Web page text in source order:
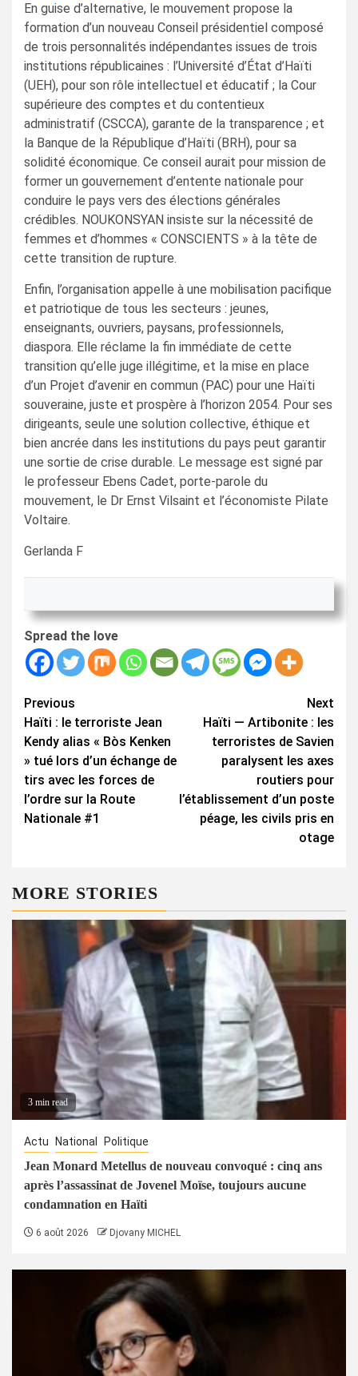
En guise d’alternative, le mouvement propose la
formation d’un nouveau Conseil présidentiel composé
de trois personnalités indépendantes issues de trois
institutions républicaines : l’Université d’État d’Haïti
(UEH), pour son rôle intellectuel et éducatif ; la Cour
supérieure des comptes et du contentieux
administratif (CSCCA), garante de la transparence ; et
la Banque de la République d’Haïti (BRH), pour sa
solidité économique. Ce conseil aurait pour mission de
former un gouvernement d’entente nationale pour
conduire le pays vers des élections générales
crédibles. NOUKONSYAN insiste sur la nécessité de
femmes et d’hommes « CONSCIENTS » à la tête de
cette transition de rupture.
Enfin, l’organisation appelle à une mobilisation pacifique
et patriotique de tous les secteurs : jeunes,
enseignants, ouvriers, paysans, professionnels,
diaspora. Elle réclame la fin immédiate de cette
transition qu’elle juge illégitime, et la mise en place
d’un Projet d’avenir en commun (PAC) pour une Haïti
souveraine, juste et prospère à l’horizon 2054. Pour ses
dirigeants, seule une solution collective, éthique et
bien ancrée dans les institutions du pays peut garantir
une sortie de crise durable. Le message est signé par
le professeur Ebens Cadet, porte-parole du
mouvement, le Dr Ernst Vilsaint et l’économiste Pilate
Voltaire.
Gerlanda F
Spread the love
Continue
Reading
Previous
Haïti : le terroriste Jean
Kendy alias « Bòs Kenken
» tué lors d’un échange de
tirs avec les forces de
l’ordre sur la Route
Nationale #1
Next
Haïti — Artibonite : les
terroristes de Savien
paralysent les axes
routiers pour
l’établissement d’un poste
péage, les civils pris en
otage
MORE STORIES
3 min read
Actu National Politique
Jean Monard Metellus de nouveau convoqué : cinq ans
après l’assassinat de Jovenel Moïse, toujours aucune
condamnation en Haïti
6 août 2026 Djovany MICHEL